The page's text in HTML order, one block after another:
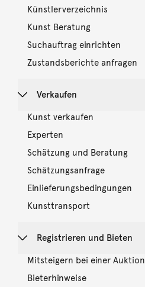
Künstlerverzeichnis
Kunst Beratung
Suchauftrag einrichten
Zustandsberichte anfragen
Verkaufen
Kunst verkaufen
Experten
Schätzung und Beratung
Schätzungsanfrage
Einlieferungsbedingungen
Kunsttransport
Registrieren und Bieten
Mitsteigern bei einer Auktion
Bieterhinweise